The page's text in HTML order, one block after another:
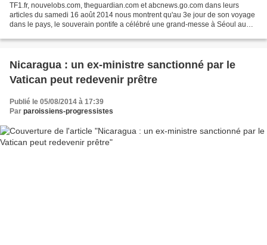
TF1.fr, nouvelobs.com, theguardian.com et abcnews.go.com dans leurs
articles du samedi 16 août 2014 nous montrent qu'au 3e jour de son voyage
dans le pays, le souverain pontife a célébré une grand-messe à Séoul au
Nicaragua : un ex-ministre sanctionné par le
Vatican peut redevenir prêtre
Publié le 05/08/2014 à 17:39
Par paroissiens-progressistes